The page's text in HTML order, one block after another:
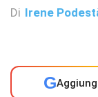
Di Irene
G